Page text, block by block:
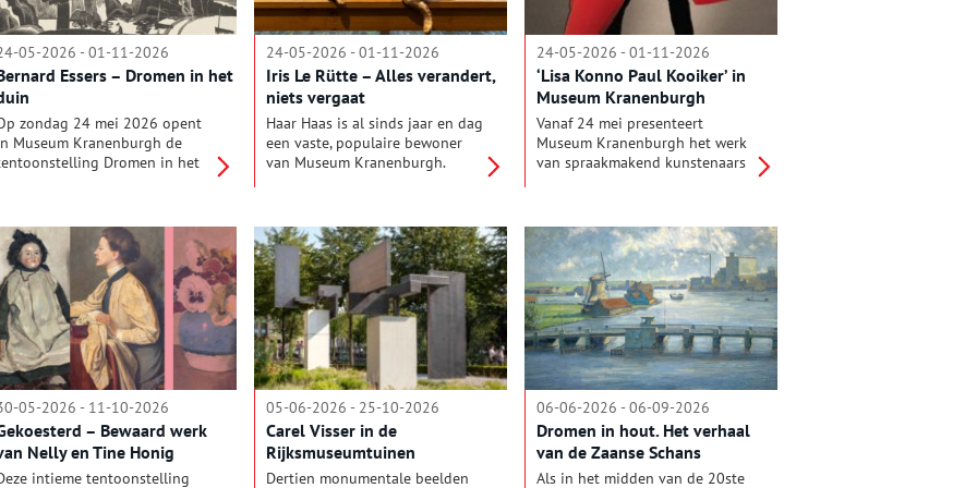
is een broedplaats van
vooruitstrevende ideeën en de
bakermat van een van de meest
geliefde kunststromingen ter
wereld: het impressionisme.
samensmelten.
05-2026 - 01-11-2026
Essers – Dromen in het
zondag 24 mei 2026 opent
Museum Kranenburgh de
Dromen in het
kunstenaar en begaafd vakman
Bernard Essers (ID/NL, 1893-
1945), die in de jaren 1920 en
deel uitmaakt van de
in
Zijn grafisch werk is
artistiek als technisch van
kwaliteit, maar
lange tijd onderbelicht.
24-05-2026 - 01-11-2026
Iris Le Rütte – Alles verandert,
niets vergaat
Haar Haas is al sinds jaar en dag
een vaste, populaire bewoner
van Museum Kranenburgh.
tekeningen, waarin het
verschijnsel metamorfose –
gedaanteverandering – centraal
staat. ‘Iets wil veranderen’,
schrijft Le Rütte zelf in een van
haar gedichten. Verandering is
een natuurwet: alles blijft, maar
nooit in dezelfde vorm.
24-05-2026 - 01-11-2026
‘Lisa Konno Paul Kooiker’ in
Museum Kranenburgh
Vanaf 24 mei presenteert
Museum Kranenburgh het werk
van spraakmakend kunstenaars
Kooiker. Konno en Kooiker
hebben ieder een eigen praktijk,
maar delen een
interdisciplinaire wijze van
werken waarbij ze zich vrij
bewegen tussen onder meer
beeldende kunst, mode,
fotografie en performance.
05-2026 - 11-10-2026
– Bewaard werk
Nelly en Tine Honig
intieme tentoonstelling
05-06-2026 - 25-10-2026
Carel Visser in de
Rijksmuseumtuinen
Dertien monumentale beelden
06-06-2026 - 06-09-2026
Dromen in hout. Het verhaal
van de Zaanse Schans
Als in het midden van de 20ste